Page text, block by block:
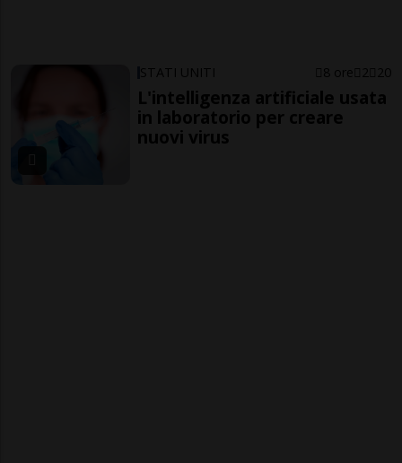
STATI UNITI 8 ore 2 20
L'intelligenza artificiale usata
in laboratorio per creare
nuovi virus